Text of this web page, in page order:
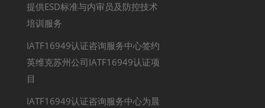
提供ESD标准与内审员及防控技术
培训服务
IATF16949认证咨询服务中心签约
英维克苏州公司IATF16949认证项
目
IATF16949认证咨询服务中心为晨